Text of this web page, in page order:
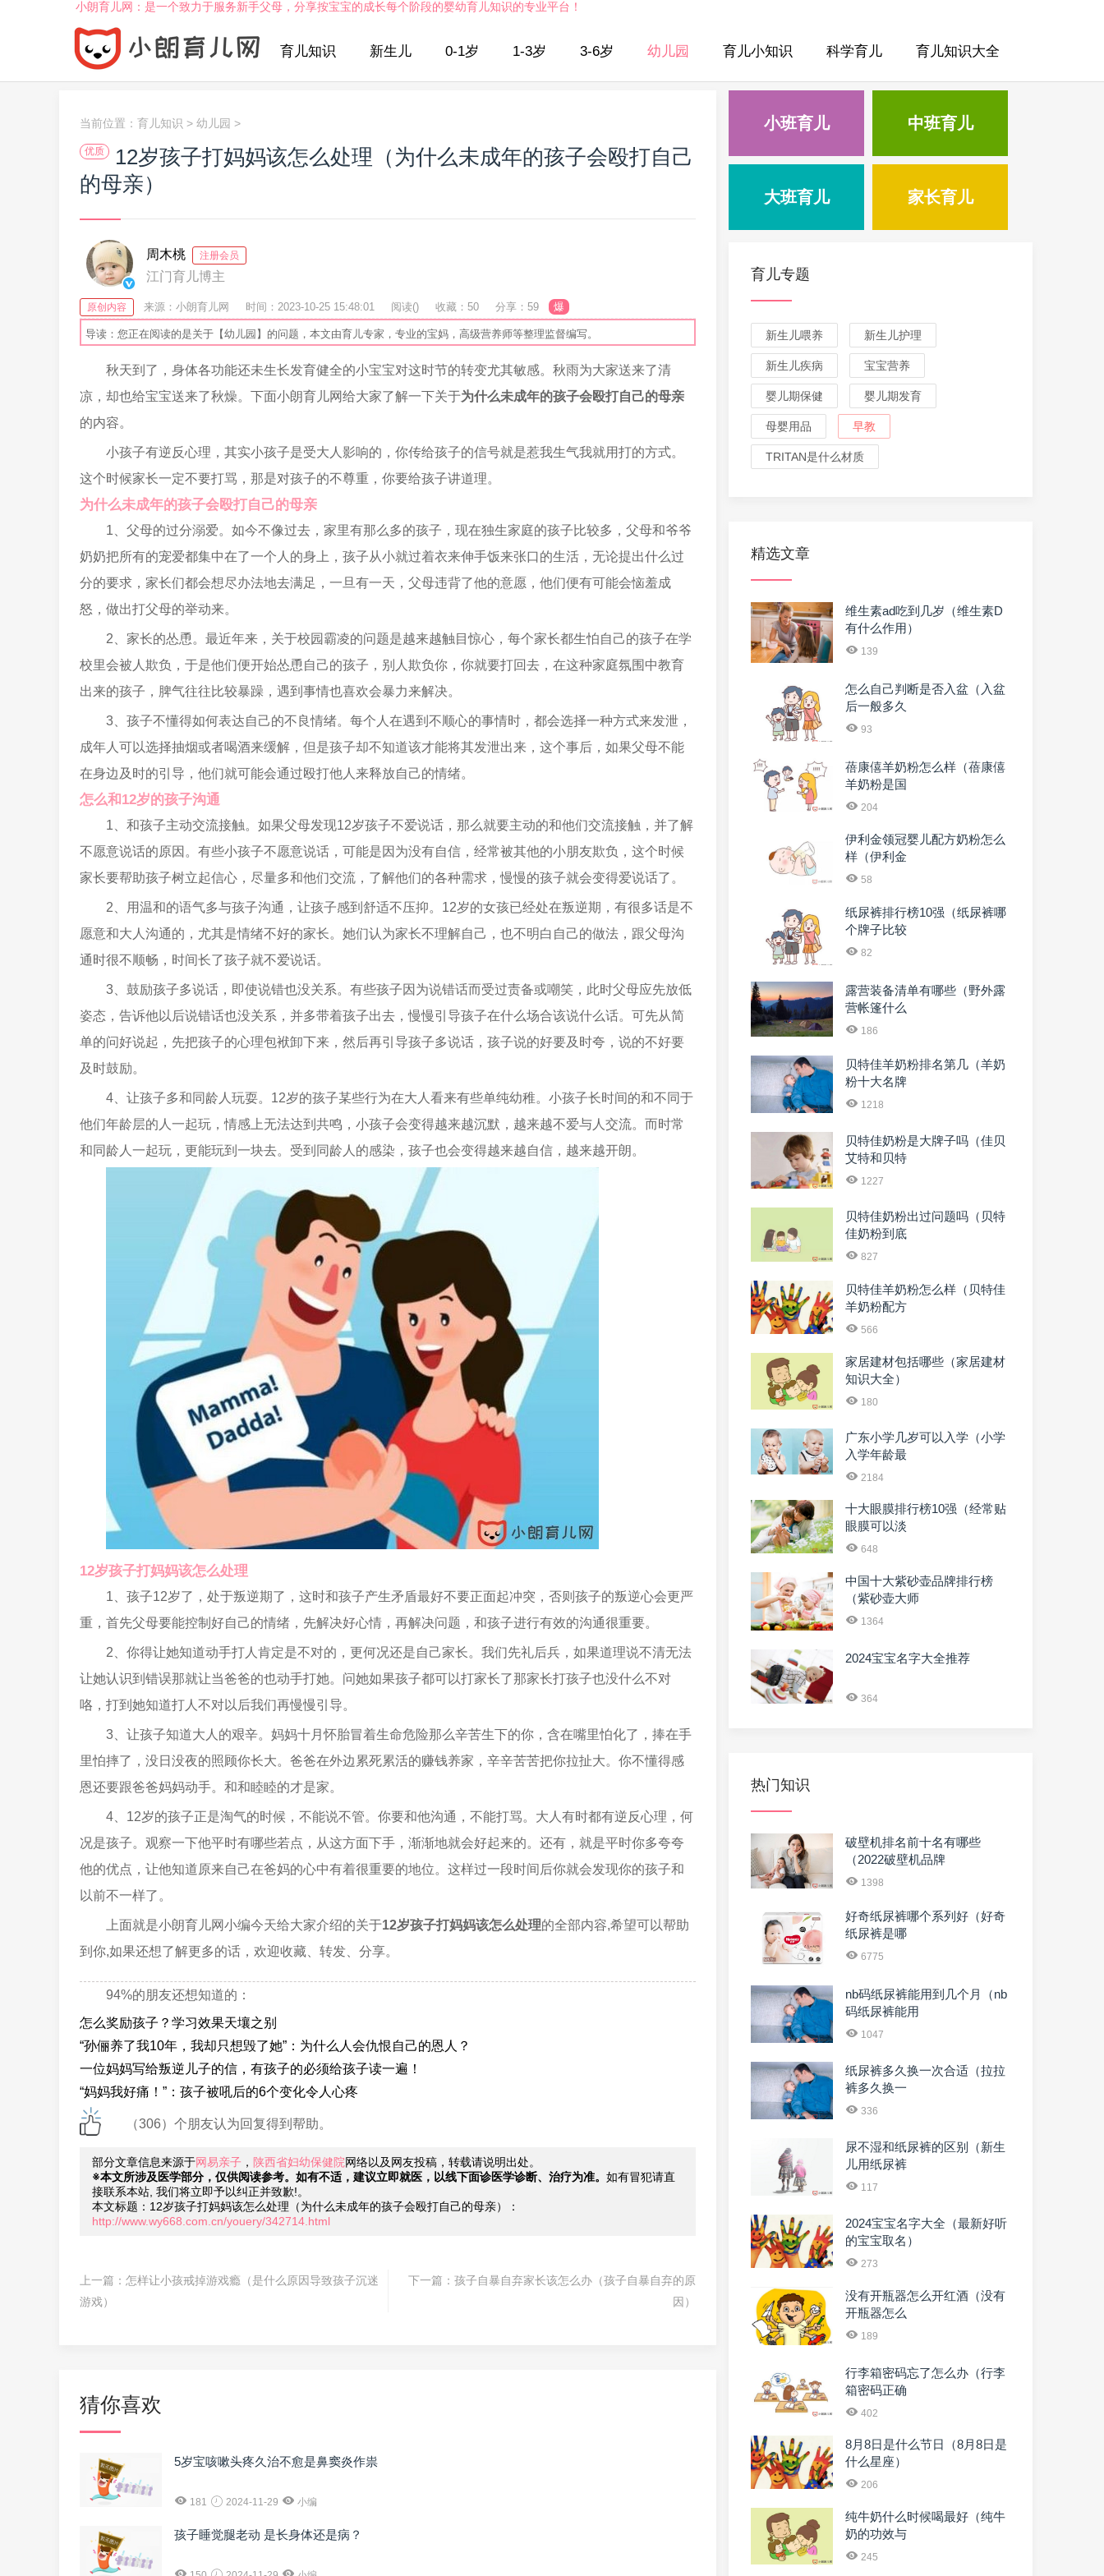
小朗育儿网：是一个致力于服务新手父母，分享按宝宝的成长每个阶段的婴幼育儿知识的专业平台！
育儿知识 新生儿 0-1岁 1-3岁 3-6岁 幼儿园 育儿小知识 科学育儿 育儿知识大全
当前位置： 育儿知识 > 幼儿园 >
优质
12岁孩子打妈妈该怎么处理（为什么未成年的孩子会殴打自己
的母亲）
周木桃 注册会员
江门育儿博主
原创内容 来源：小朗育儿网 时间：2023-10-25 15:48:01 阅读() 收藏：50 分享：59 爆
导读：您正在阅读的是关于【幼儿园】的问题，本文由育儿专家，专业的宝妈，高级营养师等整理监督编写。
秋天到了，身体各功能还未生长发育健全的小宝宝对这时节的转变尤其敏感。秋雨为大家送来了清
凉，却也给宝宝送来了秋燥。下面小朗育儿网给大家了解一下关于为什么未成年的孩子会殴打自己的母亲
的内容。
小孩子有逆反心理，其实小孩子是受大人影响的，你传给孩子的信号就是惹我生气我就用打的方式。
这个时候家长一定不要打骂，那是对孩子的不尊重，你要给孩子讲道理。
为什么未成年的孩子会殴打自己的母亲
1、父母的过分溺爱。如今不像过去，家里有那么多的孩子，现在独生家庭的孩子比较多，父母和爷爷
奶奶把所有的宠爱都集中在了一个人的身上，孩子从小就过着衣来伸手饭来张口的生活，无论提出什么过
分的要求，家长们都会想尽办法地去满足，一旦有一天，父母违背了他的意愿，他们便有可能会恼羞成
怒，做出打父母的举动来。
2、家长的怂恿。最近年来，关于校园霸凌的问题是越来越触目惊心，每个家长都生怕自己的孩子在学
校里会被人欺负，于是他们便开始怂恿自己的孩子，别人欺负你，你就要打回去，在这种家庭氛围中教育
出来的孩子，脾气往往比较暴躁，遇到事情也喜欢会暴力来解决。
3、孩子不懂得如何表达自己的不良情绪。每个人在遇到不顺心的事情时，都会选择一种方式来发泄，
成年人可以选择抽烟或者喝酒来缓解，但是孩子却不知道该才能将其发泄出来，这个事后，如果父母不能
在身边及时的引导，他们就可能会通过殴打他人来释放自己的情绪。
怎么和12岁的孩子沟通
1、和孩子主动交流接触。如果父母发现12岁孩子不爱说话，那么就要主动的和他们交流接触，并了解
不愿意说话的原因。有些小孩子不愿意说话，可能是因为没有自信，经常被其他的小朋友欺负，这个时候
家长要帮助孩子树立起信心，尽量多和他们交流，了解他们的各种需求，慢慢的孩子就会变得爱说话了。
2、用温和的语气多与孩子沟通，让孩子感到舒适不压抑。12岁的女孩已经处在叛逆期，有很多话是不
愿意和大人沟通的，尤其是情绪不好的家长。她们认为家长不理解自己，也不明白自己的做法，跟父母沟
通时很不顺畅，时间长了孩子就不爱说话。
3、鼓励孩子多说话，即使说错也没关系。有些孩子因为说错话而受过责备或嘲笑，此时父母应先放低
姿态，告诉他以后说错话也没关系，并多带着孩子出去，慢慢引导孩子在什么场合该说什么话。可先从简
单的问好说起，先把孩子的心理包袱卸下来，然后再引导孩子多说话，孩子说的好要及时夸，说的不好要
及时鼓励。
4、让孩子多和同龄人玩耍。12岁的孩子某些行为在大人看来有些单纯幼稚。小孩子长时间的和不同于
他们年龄层的人一起玩，情感上无法达到共鸣，小孩子会变得越来越沉默，越来越不爱与人交流。而时常
和同龄人一起玩，更能玩到一块去。受到同龄人的感染，孩子也会变得越来越自信，越来越开朗。
12岁孩子打妈妈该怎么处理
1、孩子12岁了，处于叛逆期了，这时和孩子产生矛盾最好不要正面起冲突，否则孩子的叛逆心会更严
重，首先父母要能控制好自己的情绪，先解决好心情，再解决问题，和孩子进行有效的沟通很重要。
2、你得让她知道动手打人肯定是不对的，更何况还是自己家长。我们先礼后兵，如果道理说不清无法
让她认识到错误那就让当爸爸的也动手打她。问她如果孩子都可以打家长了那家长打孩子也没什么不对
咯，打到她知道打人不对以后我们再慢慢引导。
3、让孩子知道大人的艰辛。妈妈十月怀胎冒着生命危险那么辛苦生下的你，含在嘴里怕化了，捧在手
里怕摔了，没日没夜的照顾你长大。爸爸在外边累死累活的赚钱养家，辛辛苦苦把你拉扯大。你不懂得感
恩还要跟爸爸妈妈动手。和和睦睦的才是家。
4、12岁的孩子正是淘气的时候，不能说不管。你要和他沟通，不能打骂。大人有时都有逆反心理，何
况是孩子。观察一下他平时有哪些若点，从这方面下手，渐渐地就会好起来的。还有，就是平时你多夸夸
他的优点，让他知道原来自己在爸妈的心中有着很重要的地位。这样过一段时间后你就会发现你的孩子和
以前不一样了。
上面就是小朗育儿网小编今天给大家介绍的关于12岁孩子打妈妈该怎么处理的全部内容,希望可以帮助
到你,如果还想了解更多的话，欢迎收藏、转发、分享。
94%的朋友还想知道的：
怎么奖励孩子？学习效果天壤之别
“孙俪养了我10年，我却只想毁了她”：为什么人会仇恨自己的恩人？
一位妈妈写给叛逆儿子的信，有孩子的必须给孩子读一遍！
“妈妈我好痛！”：孩子被吼后的6个变化令人心疼
（306）个朋友认为回复得到帮助。
部分文章信息来源于网易亲子 ， 陕西省妇幼保健院网络以及网友投稿，转载请说明出处。
※本文所涉及医学部分，仅供阅读参考。如有不适，建议立即就医，以线下面诊医学诊断、治疗为准。 如有冒犯请直
接联系本站, 我们将立即予以纠正并致歉!。
本文标题：12岁孩子打妈妈该怎么处理（为什么未成年的孩子会殴打自己的母亲）：
http://www.wy668.com.cn/youery/342714.html
上一篇： 怎样让小孩戒掉游戏瘾（是什么原因导致孩子沉迷
游戏）
下一篇： 孩子自暴自弃家长该怎么办（孩子自暴自弃的原
因）
猜你喜欢
5岁宝咳嗽头疼久治不愈是鼻窦炎作祟
181 2024-11-29 小编
孩子睡觉腿老动 是长身体还是病？
小班育儿 中班育儿
大班育儿 家长育儿
育儿专题
新生儿喂养 新生儿护理
新生儿疾病 宝宝营养
婴儿期保健 婴儿期发育
母婴用品 早教
TRITAN是什么材质
精选文章
维生素ad吃到几岁（维生素D
有什么作用）
139
怎么自己判断是否入盆（入盆
后一般多久
93
蓓康僖羊奶粉怎么样（蓓康僖
羊奶粉是国
204
伊利金领冠婴儿配方奶粉怎么
样（伊利金
58
纸尿裤排行榜10强（纸尿裤哪
个牌子比较
82
露营装备清单有哪些（野外露
营帐篷什么
186
贝特佳羊奶粉排名第几（羊奶
粉十大名牌
1218
贝特佳奶粉是大牌子吗（佳贝
艾特和贝特
1227
贝特佳奶粉出过问题吗（贝特
佳奶粉到底
827
贝特佳羊奶粉怎么样（贝特佳
羊奶粉配方
566
家居建材包括哪些（家居建材
知识大全）
180
广东小学几岁可以入学（小学
入学年龄最
2184
十大眼膜排行榜10强（经常贴
眼膜可以淡
648
中国十大紫砂壶品牌排行榜
（紫砂壶大师
1364
2024宝宝名字大全推荐
364
热门知识
破壁机排名前十名有哪些
（2022破壁机品牌
1398
好奇纸尿裤哪个系列好（好奇
纸尿裤是哪
6775
nb码纸尿裤能用到几个月（nb
码纸尿裤能用
1047
纸尿裤多久换一次合适（拉拉
裤多久换一
336
尿不湿和纸尿裤的区别（新生
儿用纸尿裤
117
2024宝宝名字大全（最新好听
的宝宝取名）
273
没有开瓶器怎么开红酒（没有
开瓶器怎么
189
行李箱密码忘了怎么办（行李
箱密码正确
402
8月8日是什么节日（8月8日是
什么星座）
206
纯牛奶什么时候喝最好（纯牛
奶的功效与
245